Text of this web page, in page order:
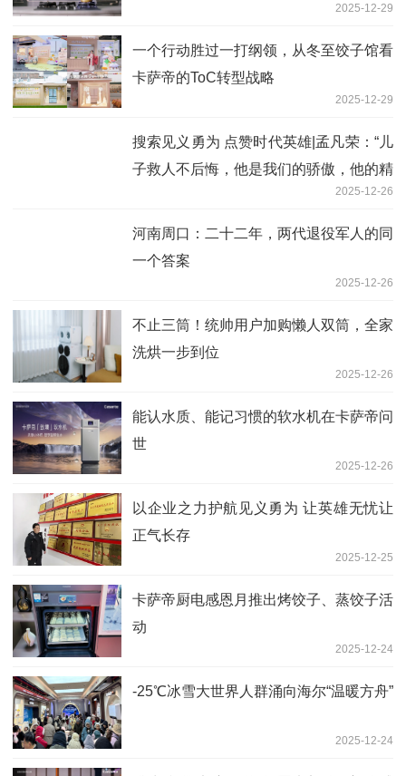
2025-12-29
一个行动胜过一打纲领，从冬至饺子馆看
卡萨帝的ToC转型战略
2025-12-29
搜索见义勇为 点赞时代英雄|孟凡荣：“儿
子救人不后悔，他是我们的骄傲，他的精
2025-12-26
河南周口：二十二年，两代退役军人的同
一个答案
2025-12-26
不止三筒！统帅用户加购懒人双筒，全家
洗烘一步到位
2025-12-26
能认水质、能记习惯的软水机在卡萨帝问
世
2025-12-26
以企业之力护航见义勇为 让英雄无忧让
正气长存
2025-12-25
卡萨帝厨电感恩月推出烤饺子、蒸饺子活
动
2025-12-24
-25℃冰雪大世界人群涌向海尔“温暖方舟”
2025-12-24